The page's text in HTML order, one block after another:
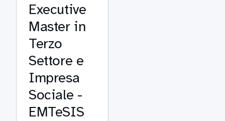
Executive
Master in
Terzo
Settore e
Impresa
Sociale -
EMTeSIS